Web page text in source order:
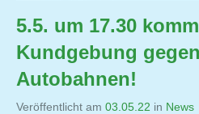
5.5. um 17.30
Kundgebung
Autobahnen!
Veröffentlicht am 03.05.22 von
in News